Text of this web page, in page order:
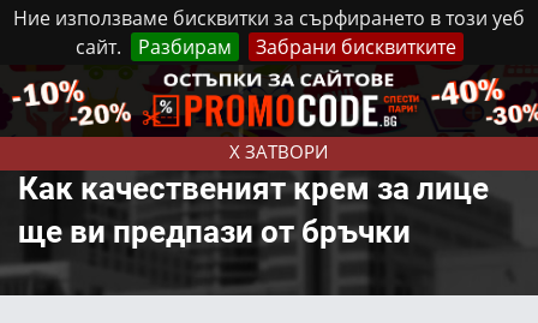
Ние използваме бисквитки за сърфирането в този уеб
сайт.
Разбирам Забрани бисквитките
X ЗАТВОРИ
Неделя, 9 Август, 2026 Реклама Контакти
Как качественият крем за лице
ще ви предпази от бръчки